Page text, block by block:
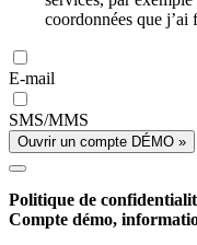
coordonnées que j’ai
E-mail
SMS/MMS
Ouvrir un compte DÉMO »
Politique de
Compte démo,